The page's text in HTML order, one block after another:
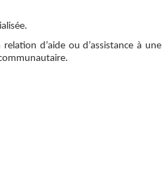
d’aide ou d’assistance à une